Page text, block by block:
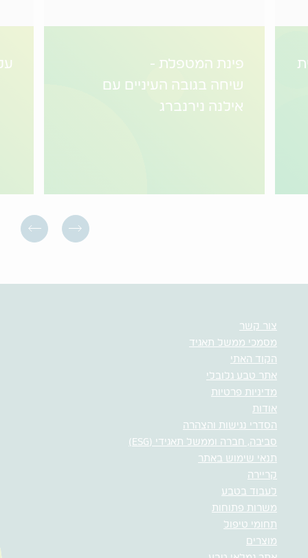
פינת המטפלת -
שיחה בגובה העיניים עם
אילנה נירנברג
צור קשר
מסמכי ממשל תאגיד
הקוד האתי
אתר טבע גלובלי
מדיניות פרטיות
אודות
הסדרי נגישות והצהרה
סביבה, חברה וממשל תאגידי (ESG)
תנאי שימוש באתר
קריירה
לעבוד בטבע
משרות פתוחות
תחומי טיפול
מוצרים